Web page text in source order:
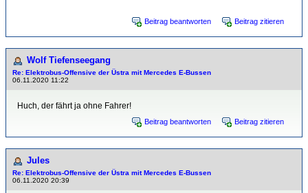
Beitrag beantworten Beitrag zitieren
Wolf Tiefenseegang
Re: Elektrobus-Offensive der Üstra mit Mercedes E-Bussen
06.11.2020 11:22
Huch, der fährt ja ohne Fahrer!
Beitrag beantworten Beitrag zitieren
Jules
Re: Elektrobus-Offensive der Üstra mit Mercedes E-Bussen
06.11.2020 20:39